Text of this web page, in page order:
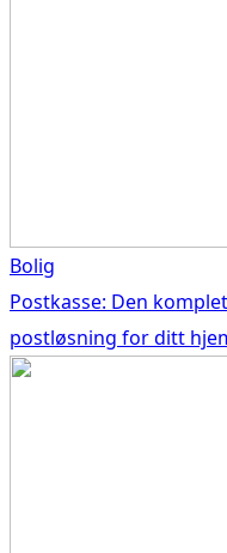
Bolig
Postkasse: Den
postløsning for ditt